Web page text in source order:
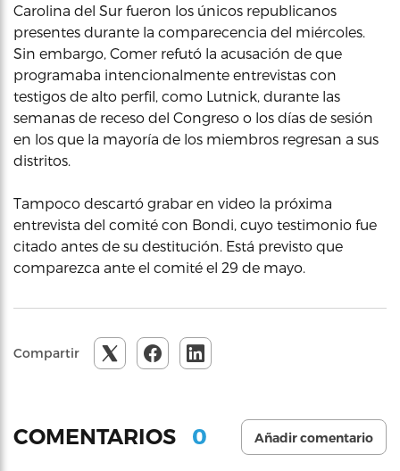
Carolina del Sur fueron los únicos republicanos
presentes durante la comparecencia del miércoles.
Sin embargo, Comer refutó la acusación de que
programaba intencionalmente entrevistas con
testigos de alto perfil, como Lutnick, durante las
semanas de receso del Congreso o los días de sesión
en los que la mayoría de los miembros regresan a sus
distritos.
Tampoco descartó grabar en video la próxima
entrevista del comité con Bondi, cuyo testimonio fue
citado antes de su destitución. Está previsto que
comparezca ante el comité el 29 de mayo.
Compartir
COMENTARIOS 0 Añadir comentario